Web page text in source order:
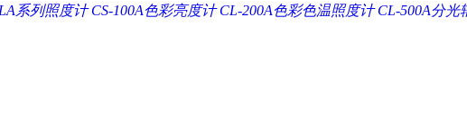
系列照度计 CS-100A色彩亮度计 CL-200A色彩色温照度计 CL-500A分光